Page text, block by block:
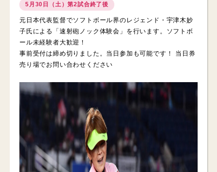
5月30日（土）第2試合終了後
元日本代表監督でソフトボール界のレジェンド・宇津木妙
子氏による「速射砲ノック体験会」を行います。ソフトボ
ール未経験者大歓迎！
事前受付は締め切りました。当日参加も可能です！ 当日券
売り場でお問い合わせください